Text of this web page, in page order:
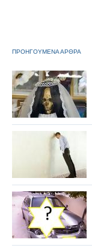
ΠΡΟΗΓΟΥΜΕΝΑ ΑΡΘΡΑ